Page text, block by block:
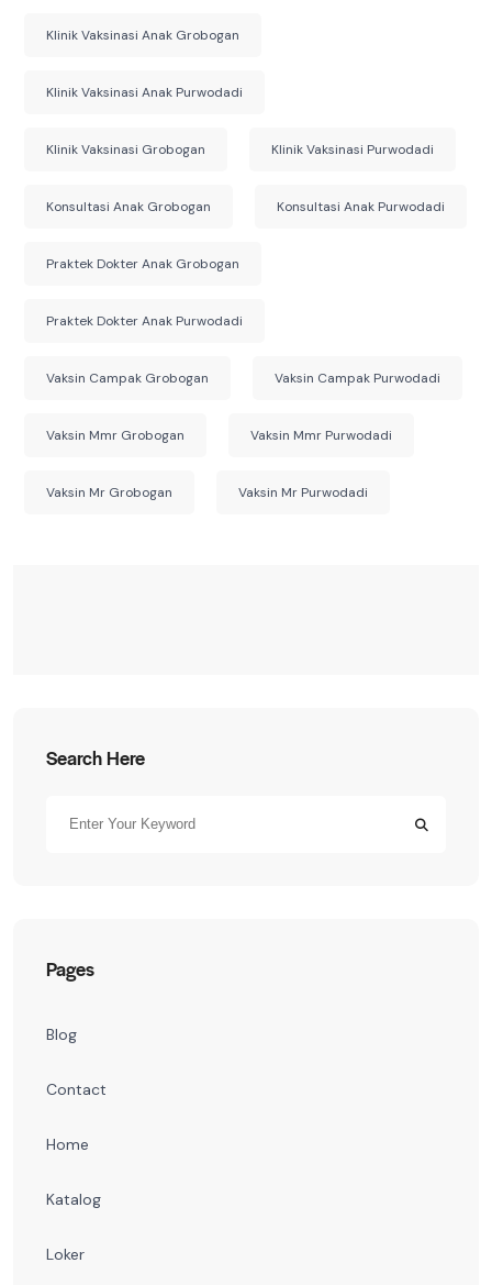
Klinik Vaksinasi Anak Grobogan
Klinik Vaksinasi Anak Purwodadi
Klinik Vaksinasi Grobogan Klinik Vaksinasi Purwodadi
Konsultasi Anak Grobogan Konsultasi Anak Purwodadi
Praktek Dokter Anak Grobogan
Praktek Dokter Anak Purwodadi
Vaksin Campak Grobogan Vaksin Campak Purwodadi
Vaksin Mmr Grobogan Vaksin Mmr Purwodadi
Vaksin Mr Grobogan Vaksin Mr Purwodadi
Search Here
Pages
Blog
Contact
Home
Katalog
Loker